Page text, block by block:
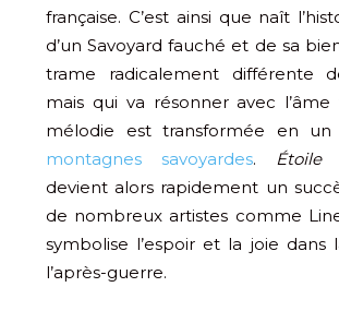
française. C’est ainsi que naît
d’un Savoyard fauché et de sa
trame radicalement différente
mais qui va résonner avec l’âme
mélodie est transformée en un
montagnes savoyardes. Étoile
devient alors rapidement un
de nombreux artistes comme
symbolise l’espoir et la joie dans
l’après-guerre.